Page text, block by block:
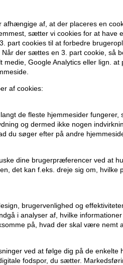
afhængige af, at der placeres en
sætter vi cookies for at have
part cookies til at forbedre
der sættes en 3. part cookie, så
Google Analytics eller lign. at
af cookies:
de fleste hjemmesider fungerer,
og dermed ikke nogen
du søger efter på andre
dine brugerpræferencer ved at
det kan f.eks. dreje sig om, hvilke
brugervenlighed og
i analyser af, hvilke
på, hvad der skal være nemt
ved at følge dig på de enkelte
fodspor, du sætter.
din ordre